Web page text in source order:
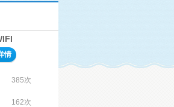
情
385次
162次